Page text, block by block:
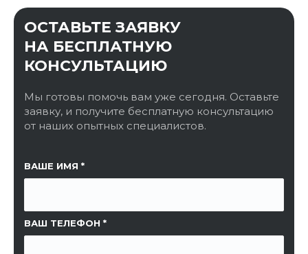
ОСТАВЬТЕ ЗАЯВКУ
НА БЕСПЛАТНУЮ
КОНСУЛЬТАЦИЮ
Мы готовы помочь вам уже сегодня. Оставьте
заявку, и получите бесплатную консультацию
от наших опытных специалистов.
ВАШЕ ИМЯ
ВАШ ТЕЛЕФОН
ССЫЛКА НА СТРАНИЦУ